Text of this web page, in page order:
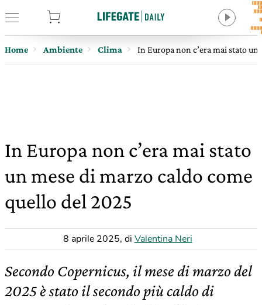
Home Ambiente Clima In Europa non c’era mai stato
In Europa non c’era mai stato
un mese di marzo caldo come
quello del 2025
8 aprile 2025, di Valentina Neri
Secondo Copernicus, il mese di marzo del
2025 è stato il secondo più caldo di